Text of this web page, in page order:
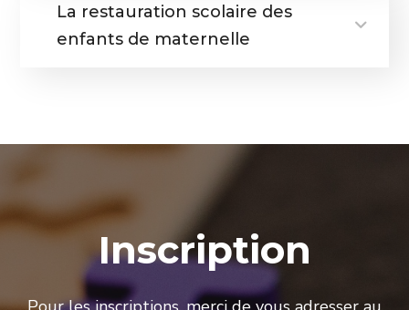
La restauration scolaire des
enfants de maternelle
Inscription